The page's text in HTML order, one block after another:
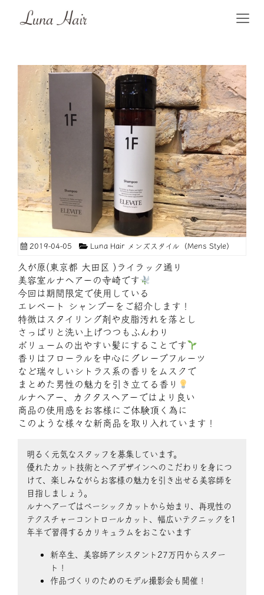
2019-04-05 Luna Hair メンズスタイル（Mens Style）
久が原(東京都 大田区 )ライラック通り
美容室ルナヘアーの寺崎です
今回は期間限定で使用している
エレベート シャンプーをご紹介します！
特徴はスタイリング剤や皮脂汚れを落とし
さっぱりと洗い上げつつもふんわり
ボリュームの出やすい髪にすることです
香りはフローラルを中心にグレープフルーツ
など瑞々しいシトラス系の香りをムスクで
まとめた男性の魅力を引き立てる香り
ルナヘアー、カクタスヘアーではより良い
商品の使用感をお客様にご体験頂く為に
このような様々な新商品を取り入れています！
明るく元気なスタッフを募集しています。
優れたカット技術とヘアデザインへのこだわりを身につ
けて、楽しみながらお客様の魅力を引き出せる美容師を
目指しましょう。
ルナヘアーではベーシックカットから始まり、再現性の
テクスチャーコントロールカット、幅広いテクニックを1
年半で習得するカリキュラムをおこないます
新卒生、美容師アシスタント27万円からスター
ト！
作品づくりのためのモデル撮影会も開催！